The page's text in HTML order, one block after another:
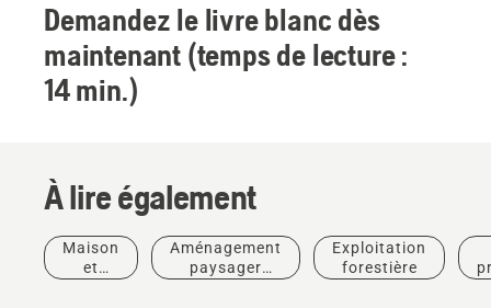
Demandez le livre blanc dès
maintenant (temps de lecture :
14 min.)
À lire également
Maison
et
Aménagement
paysager
Exploitation
forestière
Clubs
sportifs
Solutions